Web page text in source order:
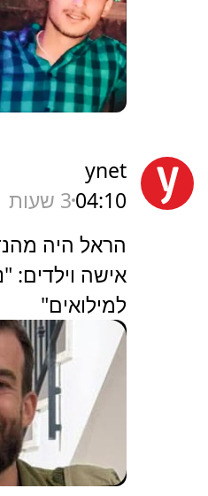
ynet
04:103 שעות
הראל היה
אישה וילדים:
למילואים"